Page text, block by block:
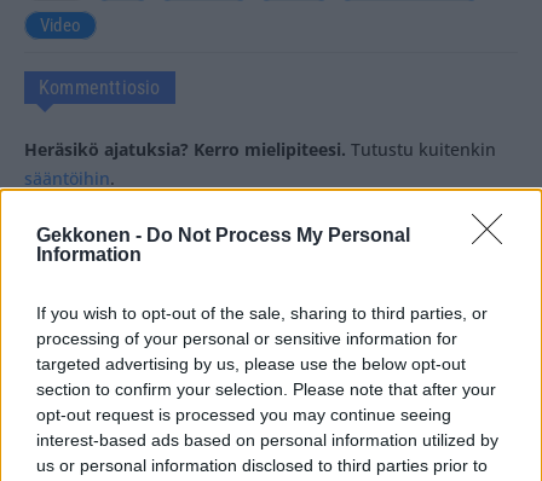
Gekkonen - Do Not Process My Personal
Information
If you wish to opt-out of the sale, sharing to third parties, or
processing of your personal or sensitive information for
targeted advertising by us, please use the below opt-out
section to confirm your selection. Please note that after your
opt-out request is processed you may continue seeing
interest-based ads based on personal information utilized by
us or personal information disclosed to third parties prior to
Video
Kommenttiosio
Heräsikö ajatuksia? Kerro mielipiteesi. Tutustu kuitenkin
sääntöihin.